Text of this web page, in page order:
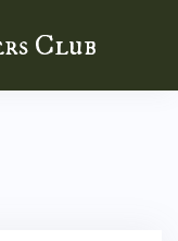
Club